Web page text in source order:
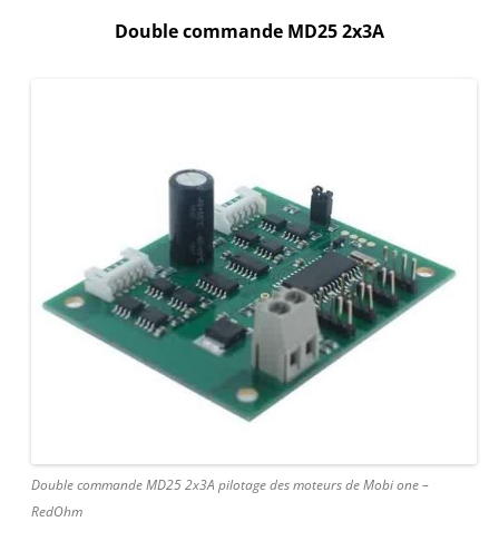
Double commande MD25 2x3A
Double commande MD25 2x3A pilotage des moteurs de Mobi one –
RedOhm